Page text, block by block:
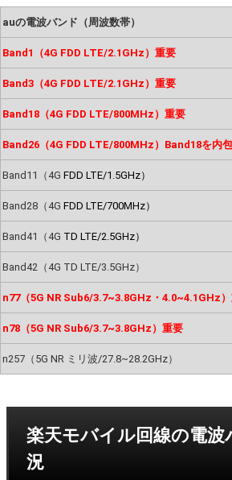
auの電波バンド（周波数帯）
Band1（4G FDD LTE/2.1GHz）重要
Band3（4G FDD LTE/2.1GHz）重要
Band18（4G FDD LTE/800MHz）重要
Band26（4G FDD LTE/800MHz）Band18を内
Band11（4G FDD LTE/1.5GHz）
Band28（4G FDD LTE/700MHz）
Band41（4G TD LTE/2.5GHz）
Band42（4G TD LTE/3.5GHz）
n77（5G NR Sub6/3.7~3.8GHz・4.0~4.1GHz
n78（5G NR Sub6/3.7~3.8GHz）重要
n257（5G NR ミリ波/27.8~28.2GHz）
楽天モバイル回線の電波
況